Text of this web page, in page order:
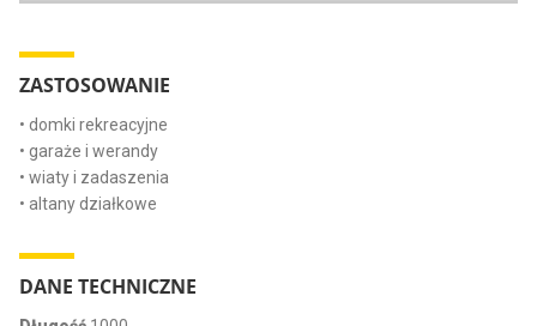
ZASTOSOWANIE
• domki rekreacyjne
• garaże i werandy
• wiaty i zadaszenia
• altany działkowe
DANE TECHNICZNE